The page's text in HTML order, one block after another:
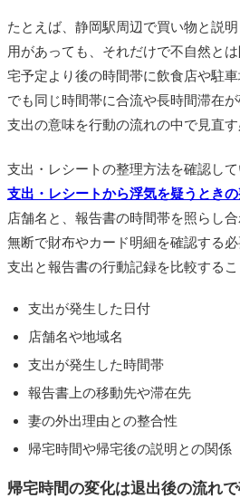
たとえば、静岡駅周辺で買い物と説
用があっても、それだけで不自然と
宅予定より後の時間帯に飲食店や駐
でも同じ時間帯に合流や長時間滞在が
支出の意味を行動の流れの中で見直す
支出・レシートの整理方法を確認して
支出・レシートから浮気を疑うとき
店舗名と、報告書の時間帯を照らし合
無断で財布やカード明細を確認する
支出と報告書の行動記録を比較するこ
支出が発生した日付
店舗名や地域名
支出が発生した時間帯
報告書上の移動先や滞在先
妻の外出理由との整合性
帰宅時間や帰宅後の説明との関係
帰宅時間の変化は退出後の流れ